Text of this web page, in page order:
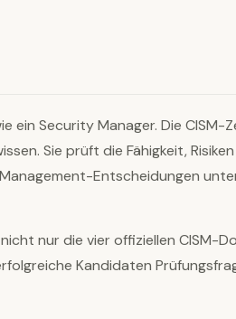
ein Security Manager. Die CISM-
Sie prüft die Fähigkeit,
Entscheidungen
nur die vier offiziellen CISM-
Kandidaten